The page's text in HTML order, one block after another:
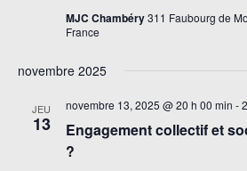
MJC Chambéry311 Faubourg de
France
novembre 2025
JEU
13
Engagement collectif et
?
novembre 13, 2025 @ 20 h 00 min -